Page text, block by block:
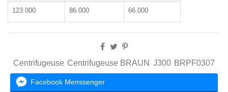
123.000 86.000 66.000
Centrifugeuse Centrifugeuse BRAUN J300 BRPF0307
Facebook Menssenger